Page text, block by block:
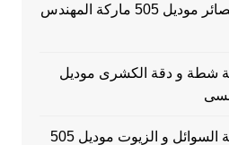
ماكينات تعبه وتغليف عصائر موديل 505 ماركة المهندس
شطة و دقة الكشرى موديل
ماكينات أوتوماتيك لتعبئة السوائل و الزيوت موديل 505